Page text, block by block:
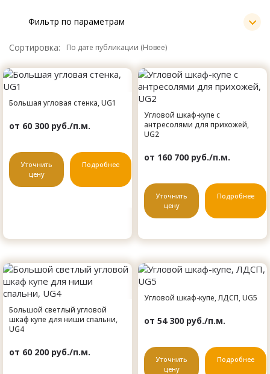
Фильтр по параметрам
Сортировка:
Большая угловая стенка, UG1
от 60 300 руб./п.м.
Уточнить
цену
Подробнее
Угловой шкаф-купе с
антресолями для прихожей,
UG2
от 160 700 руб./п.м.
Уточнить
цену
Подробнее
Большой светлый угловой
шкаф купе для ниши спальни,
UG4
от 60 200 руб./п.м.
Угловой шкаф-купе, ЛДСП, UG5
от 54 300 руб./п.м.
Уточнить
цену
Подробнее